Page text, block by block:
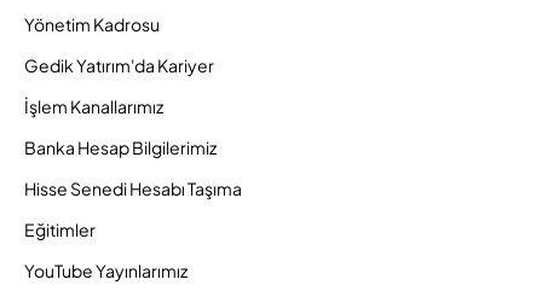
Yönetim Kadrosu
Gedik Yatırım'da Kariyer
İşlem Kanallarımız
Banka Hesap Bilgilerimiz
Hisse Senedi Hesabı Taşıma
Eğitimler
YouTube Yayınlarımız